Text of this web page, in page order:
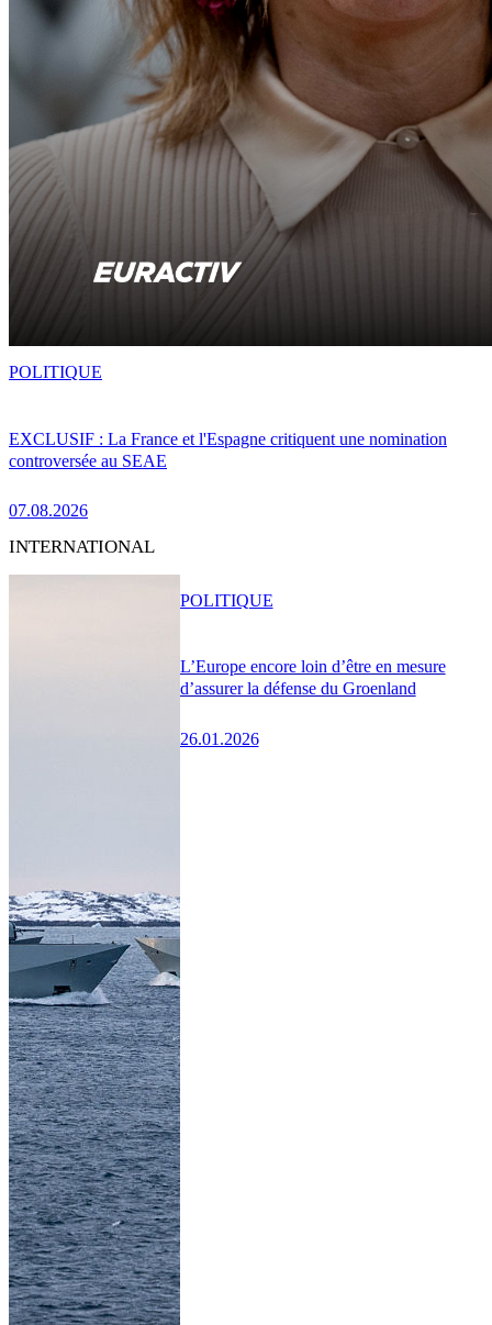
EXCLUSIF : La France et l'Espagne critiquent une nomination
controversée au SEAE
07.08.2026
POLITIQUE
INTERNATIONAL
L’Europe encore loin d’être en mesure
d’assurer la défense du Groenland
26.01.2026
POLITIQUE